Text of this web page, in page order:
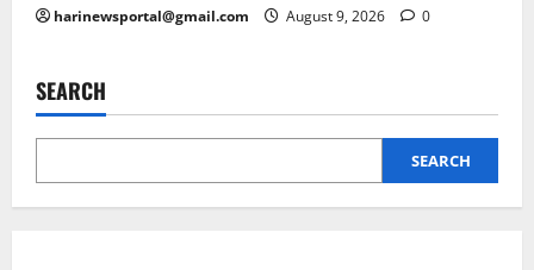
harinewsportal@gmail.com August 9, 2026 0
SEARCH
SEARCH